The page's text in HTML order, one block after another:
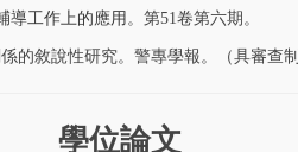
導工作上的應用 。第51卷第六期。
的敘說性研究。警專學報。（具審查制
學位論文